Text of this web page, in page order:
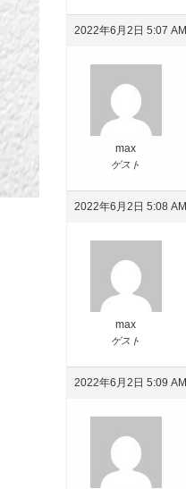
2022年6月2日 5:07 AM
max
ゲスト
2022年6月2日 5:08 AM
max
ゲスト
2022年6月2日 5:09 AM